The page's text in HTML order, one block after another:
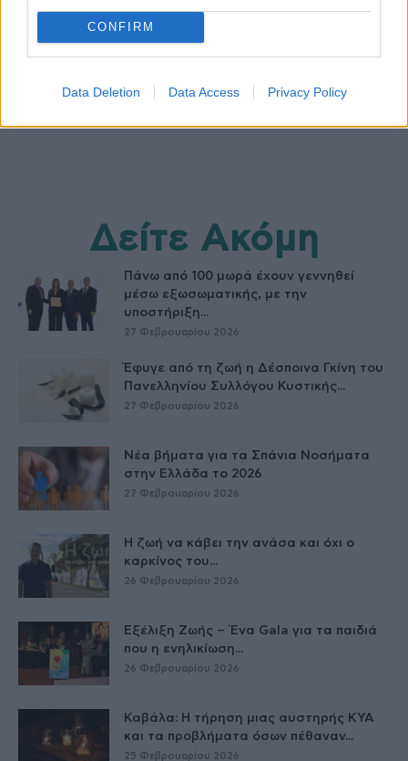
CONFIRM
Data Deletion Data Access Privacy Policy
Δείτε Ακόμη
Πάνω από 100 μωρά έχουν γεννηθεί
μέσω εξωσωματικής, με την
υποστήριξη...
27 Φεβρουαρίου 2026
Έφυγε από τη ζωή η Δέσποινα Γκίνη του
Πανελληνίου Συλλόγου Κυστικής...
27 Φεβρουαρίου 2026
Νέα βήματα για τα Σπάνια Νοσήματα
στην Ελλάδα το 2026
27 Φεβρουαρίου 2026
Η ζωή να κάβει την ανάσα και όχι ο
καρκίνος του...
26 Φεβρουαρίου 2026
Εξέλιξη Ζωής – Ένα Gala για τα παιδιά
που η ενηλικίωση...
26 Φεβρουαρίου 2026
Καβάλα: Η τήρηση μιας αυστηρής ΚΥΑ
και τα προβλήματα όσων πέθαναν...
25 Φεβρουαρίου 2026